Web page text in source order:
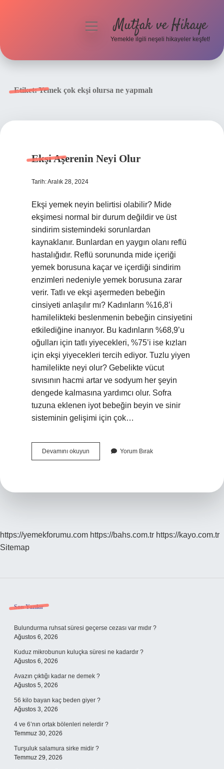
menüyüMutfak ve Hikaye
Yemekle ilgili neşeli hikayeler keşfet!
Etiket:Yemek çok ekşi olursa ne yapmalı
Ekşi Aşerenin Neyi Olur
Tarih: Aralık 28, 2024
Ekşi yemek neyin belirtisi olabilir? Mide
ekşimesi normal bir durum değildir ve üst
sindirim sistemindeki sorunlardan
kaynaklanır. Bunlardan en yaygın olanı reflü
hastalığıdır. Reflü sorununda mide içeriği
yemek borusuna kaçar ve içerdiği sindirim
enzimleri nedeniyle yemek borusuna zarar
verir. Tatlı ve ekşi aşermeden bebeğin
cinsiyeti anlaşılır mı? Kadınların %16,8’i
hamilelikteki beslenmenin bebeğin cinsiyetini
etkilediğine inanıyor. Bu kadınların %68,9’u
oğulları için tatlı yiyecekleri, %75’i ise kızları
için ekşi yiyecekleri tercih ediyor. Tuzlu yiyen
hamilelikte neyi olur? Gebelikte vücut
sıvısının hacmi artar ve sodyum her şeyin
dengede kalmasına yardımcı olur. Sofra
tuzuna eklenen iyot bebeğin beyin ve sinir
sisteminin gelişimi için çok…
Devamını okuyun
Aşerenin
Yorum Bırak
https://yemekforumu.com https://bahs.com.tr https://kayo.com.tr
Sitemap
Sidebar
Son Yazılar
Bulundurma ruhsat süresi geçerse cezası var mıdır ?
Ağustos 6, 2026
Kuduz mikrobunun kuluçka süresi ne kadardır ?
Ağustos 6, 2026
Avazın çıktığı kadar ne demek ?
Ağustos 5, 2026
56 kilo bayan kaç beden giyer ?
Ağustos 3, 2026
4 ve 6’nın ortak bölenleri nelerdir ?
Temmuz 30, 2026
Turşuluk salamura sirke midir ?
Temmuz 29, 2026